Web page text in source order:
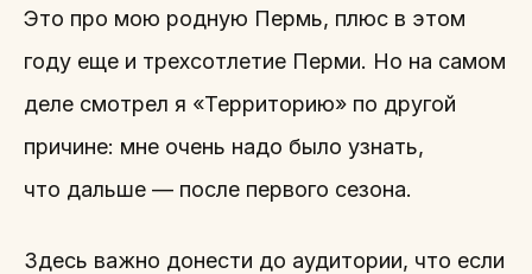
Это про мою родную Пермь, плюс в этом
году еще и трехсотлетие Перми. Но на самом
деле смотрел я «Территорию» по другой
причине: мне очень надо было узнать,
что дальше — после первого сезона.
Здесь важно донести до аудитории, что если